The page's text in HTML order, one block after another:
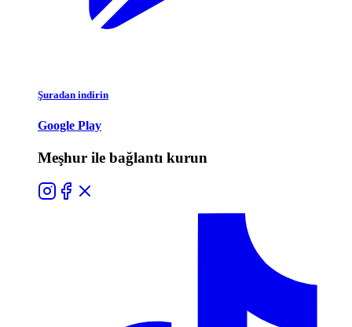
Şuradan indirin
Google Play
Meşhur ile bağlantı kurun